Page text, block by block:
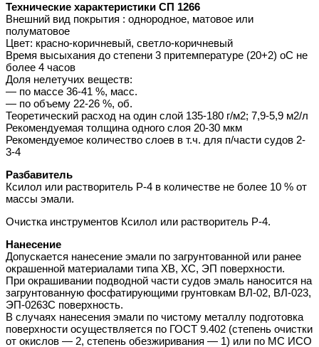
Технические характеристики СП 1266
Внешний вид покрытия : однородное, матовое или
полуматовое
Цвет: красно-коричневый, светло-коричневый
Время высыхания до степени 3 притемпературе (20+2) оС не
более 4 часов
Доля нелетучих веществ:
— по массе 36-41 %, масс.
— по объему 22-26 %, об.
Теоретический расход на один слой 135-180 г/м2; 7,9-5,9 м2/л
Рекомендуемая толщина одного слоя 20-30 мкм
Рекомендуемое количество слоев в т.ч. для п/части судов 2-
3-4
Разбавитель
Ксилол или растворитель Р-4 в количестве не более 10 % от
массы эмали.
Очистка инструментов Ксилол или растворитель Р-4.
Нанесение
Допускается нанесение эмали по загрунтованной или ранее
окрашенной материалами типа ХВ, ХС, ЭП поверхности.
При окрашивании подводной части судов эмаль наносится на
загрунтованную фосфатирующими грунтовкам ВЛ-02, ВЛ-023,
ЭП-0263С поверхность.
В случаях нанесения эмали по чистому металлу подготовка
поверхности осуществляется по ГОСТ 9.402 (степень очистки
от окислов — 2, степень обезжиривания — 1) или по МС ИСО